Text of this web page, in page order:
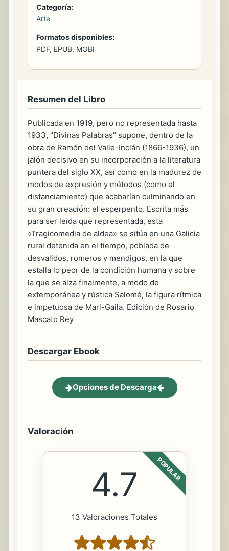
Categoría:
Arte
Formatos disponibles:
PDF, EPUB, MOBI
Resumen del Libro
Publicada en 1919, pero no representada hasta
1933, "Divinas Palabras" supone, dentro de la
obra de Ramón del Valle-Inclán (1866-1936), un
jalón decisivo en su incorporación a la literatura
puntera del siglo XX, así como en la madurez de
modos de expresión y métodos (como el
distanciamiento) que acabarían culminando en
su gran creación: el esperpento. Escrita más
para ser leída que representada, esta
«Tragicomedia de aldea» se sitúa en una Galicia
rural detenida en el tiempo, poblada de
desvalidos, romeros y mendigos, en la que
estalla lo peor de la condición humana y sobre
la que se alza finalmente, a modo de
extemporánea y rústica Salomé, la figura rítmica
e impetuosa de Mari-Gaila. Edición de Rosario
Mascato Rey
Descargar Ebook
Opciones de Descarga
Valoración
POPULAR
4.7
13 Valoraciones Totales